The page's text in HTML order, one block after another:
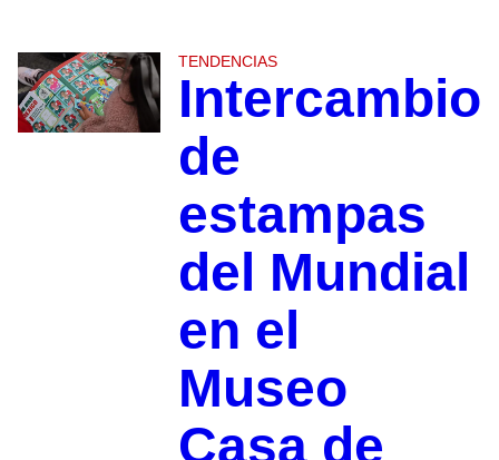
TENDENCIAS
Intercambio
de
estampas
del Mundial
en el
Museo
Casa de